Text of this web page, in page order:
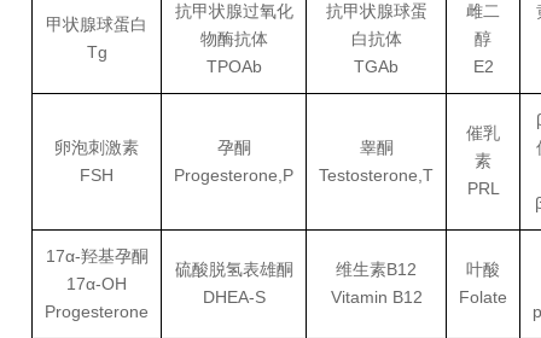
甲状腺球蛋白
Tg
抗甲状腺过氧化
物酶抗体
TPOAb
抗甲状腺球蛋
白抗体
TGAb
雌二
醇
E2
卵泡刺激素
FSH
孕酮
Progesterone,P
睾酮
Testosterone,T
催乳
素
PRL
17α-羟基孕酮
17α-OH
Progesterone
硫酸脱氢表雄酮
DHEA-S
维生素B12
Vitamin B12
叶酸
Folate